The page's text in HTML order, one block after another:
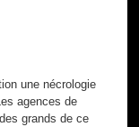
une nécrologie
agences de
grands de ce